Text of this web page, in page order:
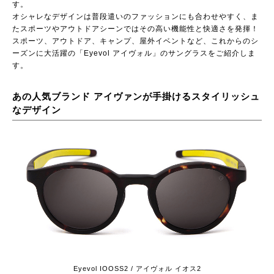
す。
オシャレなデザインは普段遣いのファッションにも合わせやすく、ま
たスポーツやアウトドアシーンではその高い機能性と快適さを発揮！
スポーツ、アウトドア、キャンプ、屋外イベントなど、これからのシ
ーズンに大活躍の「Eyevol アイヴォル」のサングラスをご紹介しま
す。
あの人気ブランド アイヴァンが手掛けるスタイリッシュ
なデザイン
Eyevol IOOSS2 / アイヴォル イオス2